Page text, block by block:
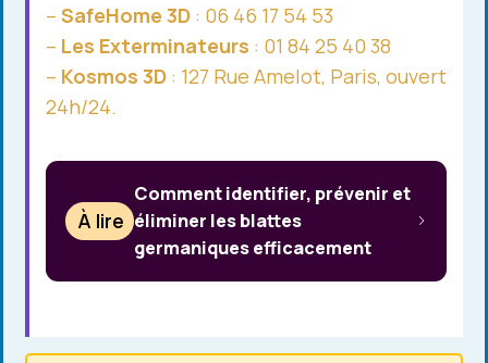
– SafeHome 3D : 06 46 17 54 53
– Les Exterminateurs : 01 84 25 40 38
– Kosmos 3D : 127 Rue Amelot, Paris, ouvert
24h/24.
À lire
Comment identifier, prévenir et
éliminer les blattes
germaniques efficacement